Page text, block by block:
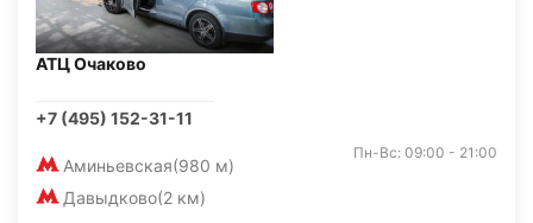
АТЦ Очаково
+7 (495) 152-31-11
Аминьевская(980 м)
Давыдково(2 км)
Пн-Вс: 09:00 - 21:00